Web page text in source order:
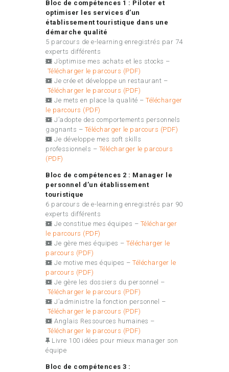
Bloc de compétences 1 : Piloter et
optimiser les services d’un
établissement touristique dans une
démarche qualité
5 parcours de e-learning enregistrés par 74
experts différents
J’optimise mes achats et les stocks –
Télécharger le parcours (PDF)
Je crée et développe un restaurant –
Télécharger le parcours (PDF)
Je mets en place la qualité – Télécharger
le parcours (PDF)
J’adopte des comportements personnels
gagnants – Télécharger le parcours (PDF)
Je développe mes soft skills
professionnels – Télécharger le parcours
(PDF)
Bloc de compétences 2 : Manager le
personnel d’un établissement
touristique
6 parcours de e-learning enregistrés par 90
experts différents
Je constitue mes équipes – Télécharger
le parcours (PDF)
Je gère mes équipes – Télécharger le
parcours (PDF)
Je motive mes équipes – Télécharger le
parcours (PDF)
Je gère les dossiers du personnel –
Télécharger le parcours (PDF)
J’administre la fonction personnel –
Télécharger le parcours (PDF)
Anglais Ressources humaines –
Télécharger le parcours (PDF)
Livre 100 idées pour mieux manager son
équipe
Bloc de compétences 3 :